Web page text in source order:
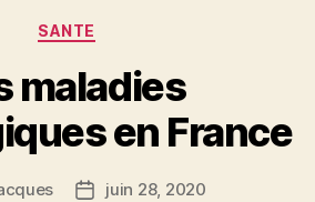
Catégories
SANTE
maladies
en France
Datejuin 28, 2020